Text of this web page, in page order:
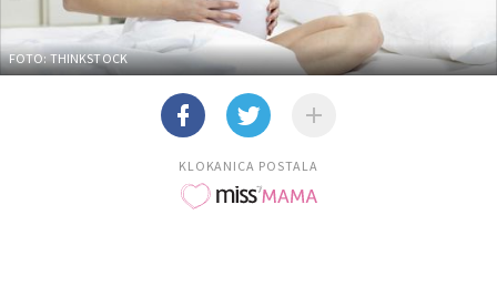
FOTO: THINKSTOCK
KLOKANICA POSTALA